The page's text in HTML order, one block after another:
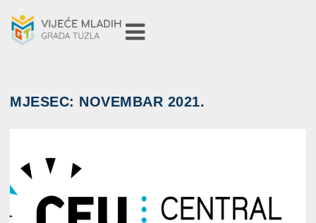
MJESEC: NOVEMBAR 2021.